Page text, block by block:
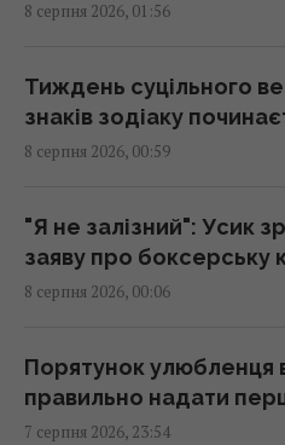
Зеленський
проти РФ
23:53 п'ятниця, 07 серпня 2026
можуть допомогти
Patriot
23:19 п'ятниця, 07 серпня 2026
Колишньому
загрожувати до трьох
ЗМІ
8 серпня 2026, 01:56
Тиждень суцільного
знаків зодіаку
8 серпня 2026, 00:59
"Я не залізний": Усик
заяву про боксерську
8 серпня 2026, 00:06
Порятунок улюбленця
правильно надати
7 серпня 2026, 23:54